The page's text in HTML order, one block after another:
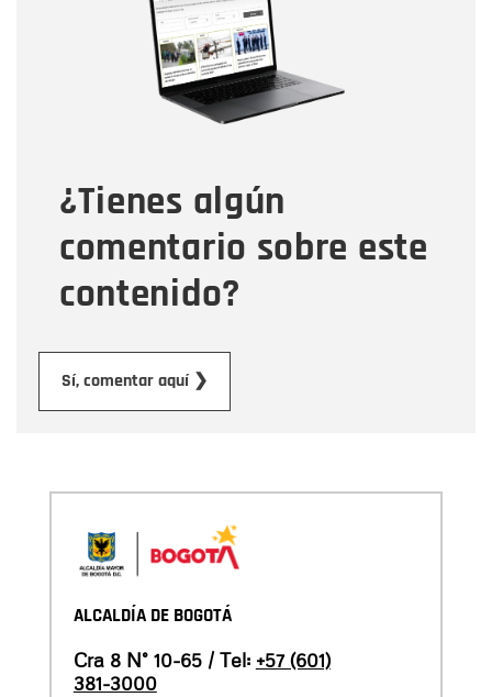
¿Tienes algún
comentario sobre este
contenido?
Sí, comentar aquí ❯
Correo electrónico
Tipo de comentario
Mensaje
ALCALDÍA DE BOGOTÁ
Cra 8 N° 10-65 / Tel: +57 (601)
381-3000